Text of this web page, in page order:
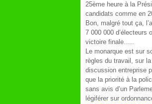
25ème heure à la
candidats comme en
Bon, malgré tout ça,
7 000 000 d’électeurs
victoire finale…..
Le monarque est sur
règles du travail, sur
discussion entreprise
que la priorité à la
sans avis d’un
légiférer sur